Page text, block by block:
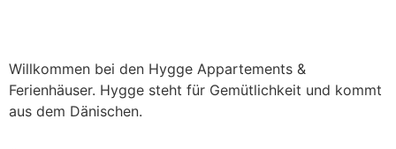
Willkommen bei den Hygge Appartements &
Ferienhäuser. Hygge steht für Gemütlichkeit und kommt
aus dem Dänischen.